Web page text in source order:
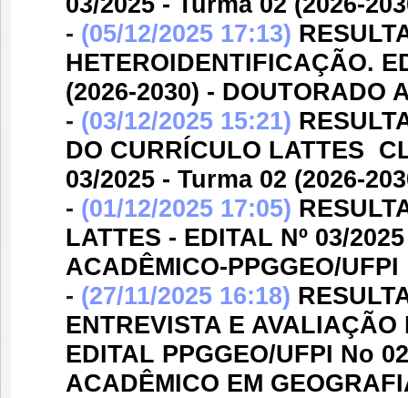
- (05/12/2025 17:13)
HETEROIDENTIFICAÇÃO.
(2026-2030) - DOUTORADO
- (03/12/2025 15:21)
DO CURRÍCULO LATTES 
03/2025 - Turma 02 (2026-
- (01/12/2025 17:05)
LATTES - EDITAL Nº 03/
ACADÊMICO-PPGGEO/UFPI
- (27/11/2025 16:18)
ENTREVISTA E
EDITAL PPGGEO/UFPI No
ACADÊMICO EM